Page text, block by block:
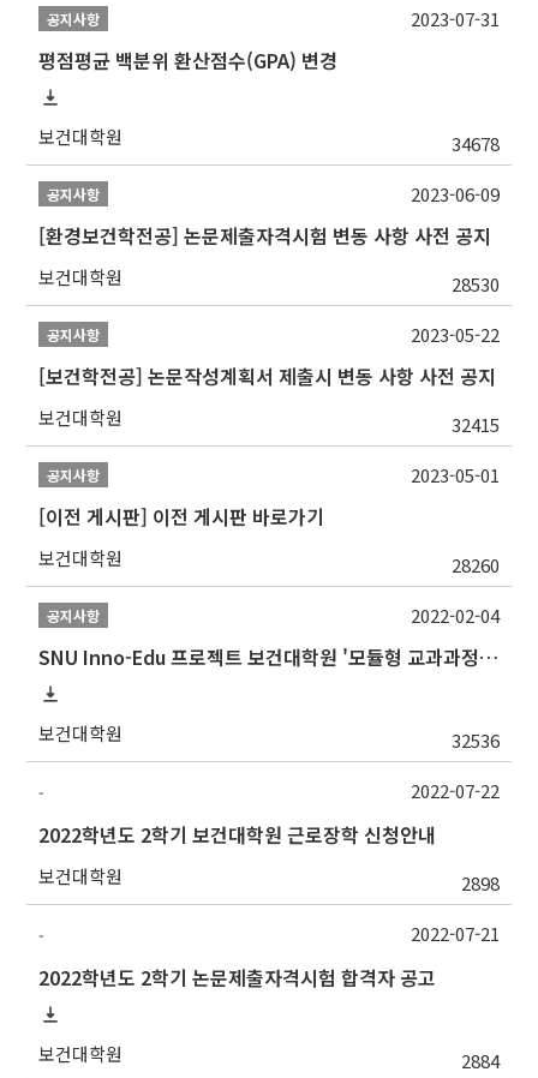
공지사항
평점평균 백분위 환산점수(GPA) 변경
보건대학원 34678
2023-07-31
공지사항
[환경보건학전공] 논문제출자격시험 변동 사항 사전 공지
보건대학원 28530
2023-06-09
공지사항
[보건학전공] 논문작성계획서 제출시 변동 사항 사전 공지
보건대학원 32415
2023-05-22
공지사항
[이전 게시판] 이전 게시판 바로가기
보건대학원 28260
2023-05-01
공지사항
SNU Inno-Edu 프로젝트 보건대학원 '모듈형 교과과정' 안내(revised 2022/2/28)
보건대학원 32536
2022-02-04
-
2022학년도 2학기 보건대학원 근로장학 신청안내
보건대학원 2898
2022-07-22
-
2022학년도 2학기 논문제출자격시험 합격자 공고
보건대학원 2884
2022-07-21